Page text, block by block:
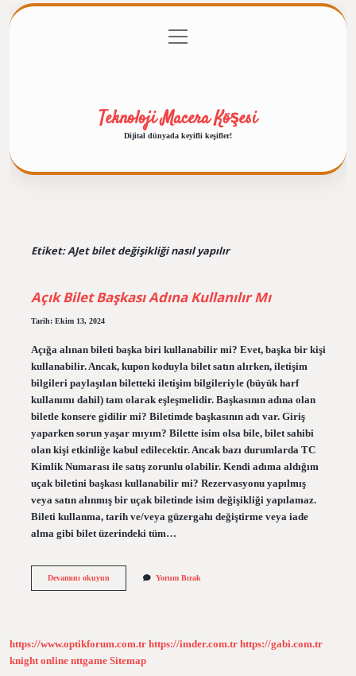
Gizlilik Politikası
menüyü
aç
Teknoloji Macera Köşesi
Dijital dünyada keyifli keşifler!
Etiket:AJet bilet değişikliği nasıl yapılır
Açık Bilet Başkası Adına Kullanılır Mı
Tarih: Ekim 13, 2024
Açığa alınan bileti başka biri kullanabilir mi? Evet, başka bir kişi
kullanabilir. Ancak, kupon koduyla bilet satın alırken, iletişim
bilgileri paylaşılan biletteki iletişim bilgileriyle (büyük harf
kullanımı dahil) tam olarak eşleşmelidir. Başkasının adına olan
biletle konsere gidilir mi? Biletimde başkasının adı var. Giriş
yaparken sorun yaşar mıyım? Bilette isim olsa bile, bilet sahibi
olan kişi etkinliğe kabul edilecektir. Ancak bazı durumlarda TC
Kimlik Numarası ile satış zorunlu olabilir. Kendi adıma aldığım
uçak biletini başkası kullanabilir mi? Rezervasyonu yapılmış
veya satın alınmış bir uçak biletinde isim değişikliği yapılamaz.
Bileti kullanma, tarih ve/veya güzergahı değiştirme veya iade
alma gibi bilet üzerindeki tüm…
Devamını okuyunAçık
Yorum Bırak
https://www.optikforum.com.tr https://imder.com.tr https://gabi.com.tr
knight online nttgame Sitemap